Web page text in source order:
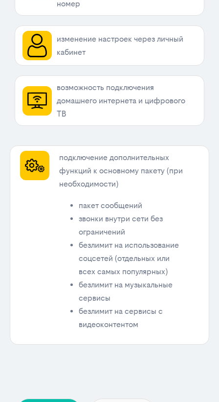
номер
изменение настроек через личный
кабинет
возможность подключения
домашнего интернета и цифрового
ТВ
подключение дополнительных
функций к основному пакету (при
необходимости)
пакет сообщений
звонки внутри сети без
ограничений
безлимит на использование
соцсетей (отдельных или
всех самых популярных)
безлимит на музыкальные
сервисы
безлимит на сервисы с
видеоконтентом